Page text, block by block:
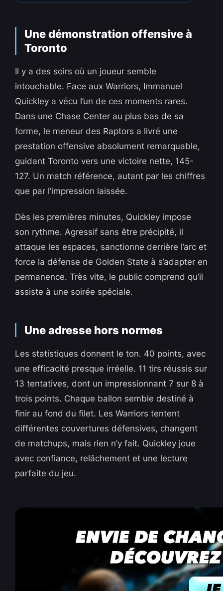
Une démonstration offensive à
Toronto
Il y a des soirs où un joueur semble
intouchable. Face aux Warriors, Immanuel
Quickley a vécu l’un de ces moments rares.
Dans une Chase Center au plus bas de sa
forme, le meneur des Raptors a livré une
prestation offensive absolument remarquable,
guidant Toronto vers une victoire nette, 145-
127. Un match référence, autant par les chiffres
que par l’impression laissée.
Dès les premières minutes, Quickley impose
son rythme. Agressif sans être précipité, il
attaque les espaces, sanctionne derrière l’arc et
force la défense de Golden State à s’adapter en
permanence. Très vite, le public comprend qu’il
assiste à une soirée spéciale.
Une adresse hors normes
Les statistiques donnent le ton. 40 points, avec
une efficacité presque irréelle. 11 tirs réussis sur
13 tentatives, dont un impressionnant 7 sur 8 à
trois points. Chaque ballon semble destiné à
finir au fond du filet. Les Warriors tentent
différentes couvertures défensives, changent
de matchups, mais rien n’y fait. Quickley joue
avec confiance, relâchement et une lecture
parfaite du jeu.